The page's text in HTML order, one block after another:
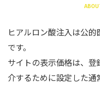
ヒアルロン酸注入は公
です。
サイトの表示価格は、
介するために設定した通